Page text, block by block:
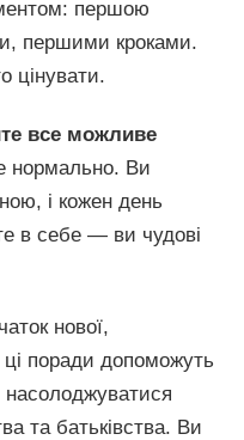
першою
першими кроками.
цінувати.
все можливе
нормально. Ви
і кожен день
в себе — ви чудові
нової,
поради допоможуть
насолоджуватися
та батьківства. Ви